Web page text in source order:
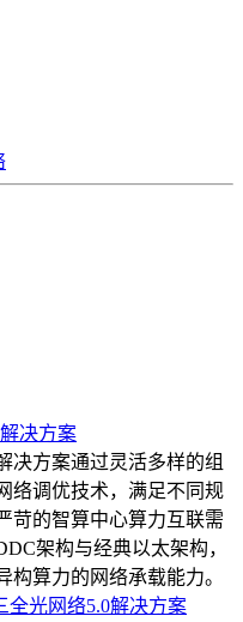
决方案
决方案通过灵活多样的组
络调优技术，满足不同规
苛的智算中心算力互联需
架构与经典以太架构，
构算力的网络承载能力。
全光网络5.0解决方案